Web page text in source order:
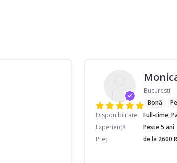
Bucuresti
Bonă
Disponibilitate
Full-time,
Experiență
Peste 5 ani
Preț
de la 2600